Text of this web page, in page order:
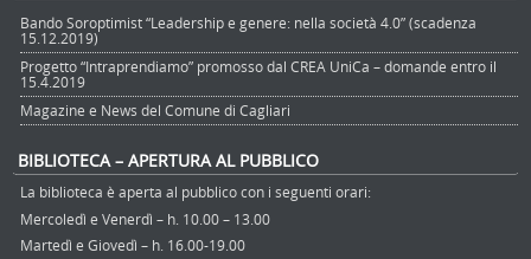
Bando Soroptimist “Leadership e genere: nella società 4.0” (scadenza
15.12.2019)
Progetto “Intraprendiamo” promosso dal CREA UniCa – domande entro il
15.4.2019
Magazine e News del Comune di Cagliari
BIBLIOTECA – APERTURA AL PUBBLICO
La biblioteca è aperta al pubblico con i seguenti orari:
Mercoledì e Venerdì – h. 10.00 – 13.00
Martedì e Giovedì – h. 16.00-19.00